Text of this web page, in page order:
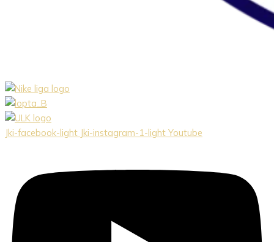
Jki-facebook-light Jki-instagram-1-light Youtube